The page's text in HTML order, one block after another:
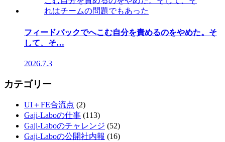
フィードバックでへこむ自分を責めるのをやめた。そ
して、そ…
2026.7.3
カテゴリー
UI＋FE合流点 (2)
Gaji-Laboの仕事 (113)
Gaji-Laboのチャレンジ (52)
Gaji-Laboの公開社内報 (16)